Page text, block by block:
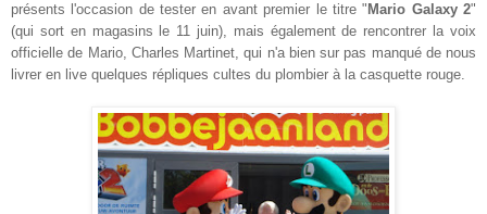
présents l'occasion de tester en avant premier le titre " Mario Galaxy 2"
(qui sort en magasins le 11 juin), mais également de rencontrer la voix
officielle de Mario, Charles Martinet, qui n'a bien sur pas manqué de nous
livrer en live quelques répliques cultes du plombier à la casquette rouge.